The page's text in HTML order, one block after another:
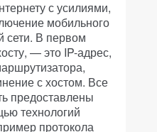
с усилиями,
мобильного
сети. В первом
— это IP-адрес,
с хостом. Все
предоставлены
технологий
протокола